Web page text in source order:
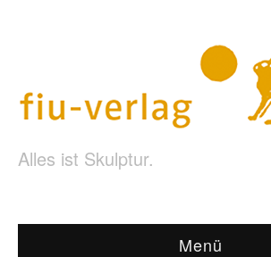
Alles ist Skulptur.
Menü